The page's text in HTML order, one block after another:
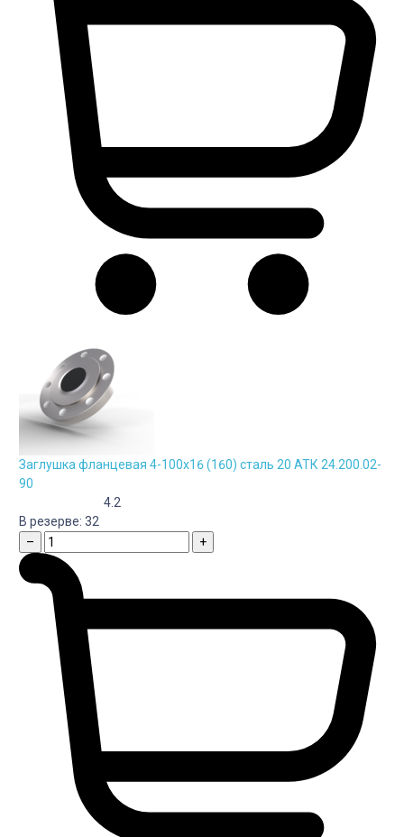
Заглушка фланцевая 4-100х16 (160) сталь 20 АТК 24.200.02-
90
4.2
В резерве: 32
–
+